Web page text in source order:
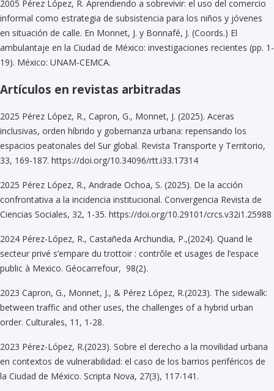
2005 Pérez López, R. Aprendiendo a sobrevivir: el uso del comercio
informal como estrategia de subsistencia para los niños y jóvenes
en situación de calle. En Monnet, J. y Bonnafé, J. (Coords.) El
ambulantaje en la Ciudad de México: investigaciones recientes (pp. 1-
19). México: UNAM-CEMCA.
Artículos en revistas arbitradas
2025 Pérez López, R., Capron, G., Monnet, J. (2025). Aceras
inclusivas, orden híbrido y gobernanza urbana: repensando los
espacios peatonales del Sur global. Revista Transporte y Territorio,
33, 169-187. https://doi.org/10.34096/rtt.i33.17314
2025 Pérez López, R., Andrade Ochoa, S. (2025). De la acción
confrontativa a la incidencia institucional. Convergencia Revista de
Ciencias Sociales, 32, 1-35. https://doi.org/10.29101/crcs.v32i1.25988
2024 Pérez-López, R., Castañeda Archundia, P.,(2024). Quand le
secteur privé s’empare du trottoir : contrôle et usages de l’espace
public à Mexico. Géocarrefour, 98(2).
2023 Capron, G., Monnet, J., & Pérez López, R.(2023). The sidewalk:
between traffic and other uses, the challenges of a hybrid urban
order. Culturales, 11, 1-28.
2023 Pérez-López, R.(2023). Sobre el derecho a la movilidad urbana
en contextos de vulnerabilidad: el caso de los barrios periféricos de
la Ciudad de México. Scripta Nova, 27(3), 117-141.